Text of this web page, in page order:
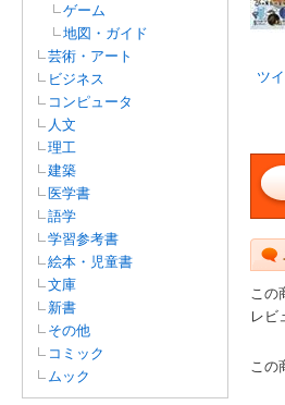
ゲーム
地図・ガイド
芸術・アート
ビジネス
コンピュータ
人文
理工
建築
医学書
語学
学習参考書
絵本・児童書
文庫
新書
その他
コミック
ムック
ツ
この
レビ
この